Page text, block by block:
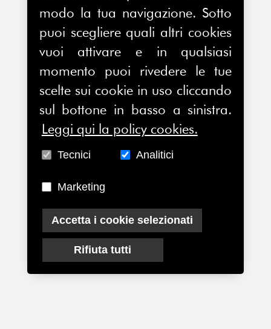
modo la tua navigazione. Sotto
puoi scegliere quali altri cookies
vuoi attivare e in qualsiasi
momento puoi rivedere le tue
scelte sui cookie in uso cliccando
sul bottone in basso a sinistra.
Leggi qui la policy cookies.
Tecnici Analitici
Marketing
Accetta i cookie selezionati
Rifiuta tutti